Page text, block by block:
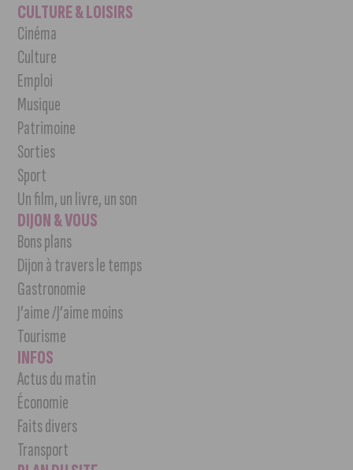
CULTURE & LOISIRS
Cinéma
Culture
Emploi
Musique
Patrimoine
Sorties
Sport
Un film, un livre, un son
DIJON & VOUS
Bons plans
Dijon à travers le temps
Gastronomie
J’aime /J’aime moins
Tourisme
INFOS
Actus du matin
Économie
Faits divers
Transport